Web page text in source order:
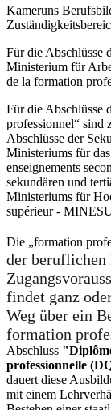
Kameruns
Für die Abschlüsse
Ministerium für
de la formation
Für die Abschlüsse
professionnel“ sind
Abschlüsse der
Ministeriums für
enseignements
sekundären und
Ministeriums für
supérieur -
Die „formation
der
findet ganz
Weg über ein
formation
Abschluss
professionnelle
dauert diese
mit einem